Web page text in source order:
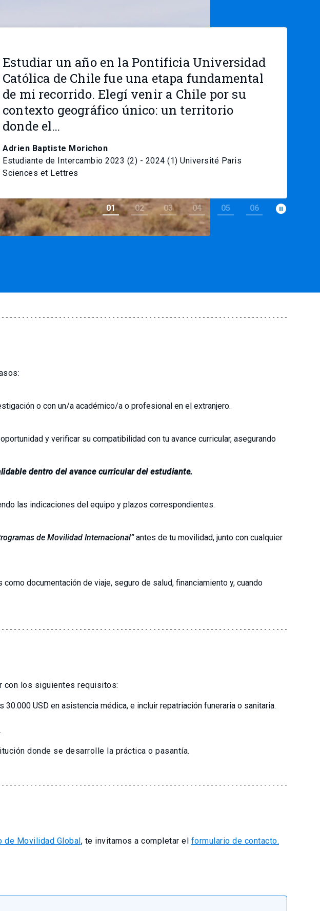
Estudiar un año en la Pontificia Universidad
Católica de Chile fue una etapa fundamental
de mi recorrido. Elegí venir a Chile por su
contexto geográfico único: un territorio
donde el…
Adrien Baptiste Morichon
Estudiante de Intercambio 2023 (2) - 2024 (1) Université Paris
Sciences et Lettres
01 02 03 04 05 06 pause_circle_filled
o con un/a académico/a o profesional en el extranjero.
y verificar su compatibilidad con tu avance curricular, asegurando
dentro del avance curricular del estudiante.
las indicaciones del equipo y plazos correspondientes.
de Movilidad Internacional”antes de tu movilidad, junto con cualquier
documentación de viaje, seguro de salud, financiamiento y, cuando
con los siguientes requisitos:
USD en asistencia médica, e incluir repatriación funeraria o sanitaria.
donde se desarrolle la práctica o pasantía.
de Movilidad Global, te invitamos a completar el formulario de contacto.